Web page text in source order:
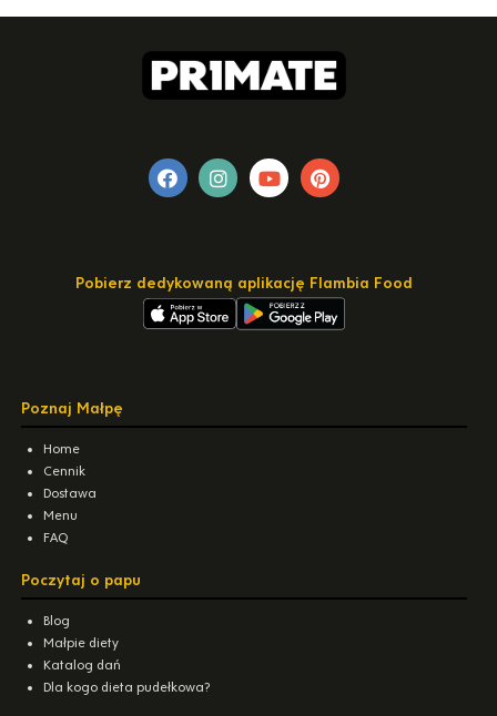
Pobierz dedykowaną aplikację Flambia Food
Poznaj Małpę
Home
Cennik
Dostawa
Menu
FAQ
Poczytaj o papu
Blog
Małpie diety
Katalog dań
Dla kogo dieta pudełkowa?